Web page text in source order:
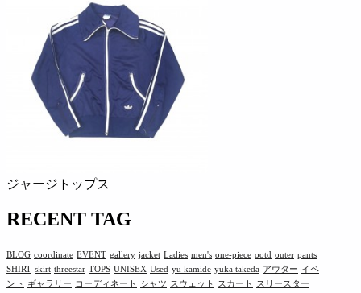
ジャージトップス
RECENT TAG
BLOG coordinate EVENT gallery jacket Ladies men's one-piece ootd outer pants
SHIRT skirt threestar TOPS UNISEX Used yu kamide yuka takeda アウター イベ
ント
ギャラリー コーディネート シャツ スウェット スカート
スリースター